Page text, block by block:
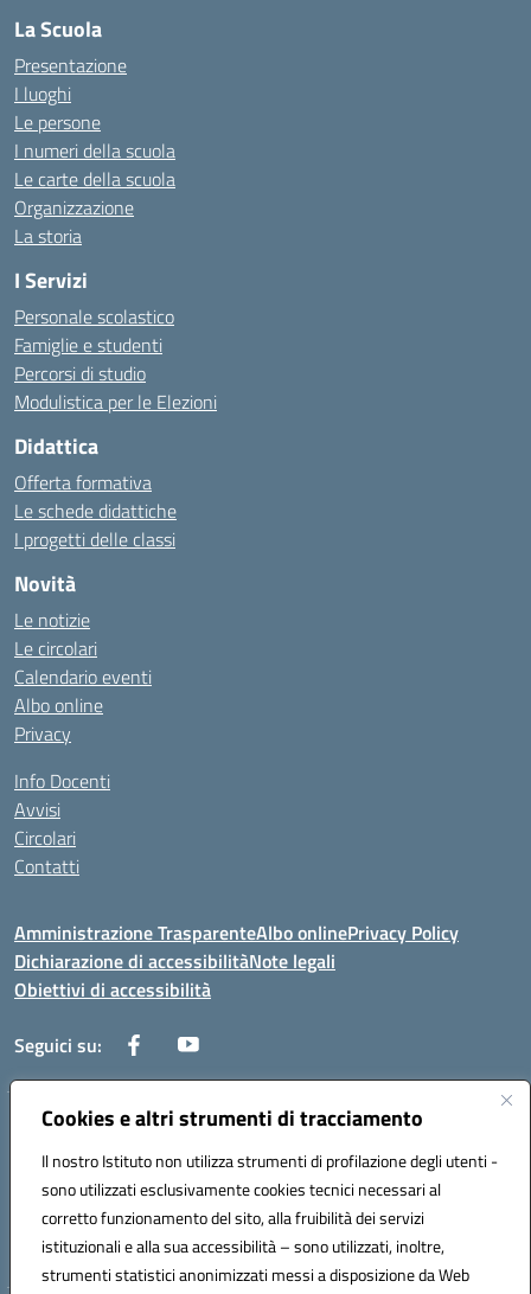
Cookies e altri strumenti di tracciamento
Il nostro Istituto non utilizza strumenti di profilazione degli utenti -
sono utilizzati esclusivamente cookies tecnici necessari al
corretto funzionamento del sito, alla fruibilità dei servizi
istituzionali e alla sua accessibilità – sono utilizzati, inoltre,
strumenti statistici anonimizzati messi a disposizione da Web
La Scuola
Presentazione
I luoghi
Le persone
I numeri della scuola
Le carte della scuola
Organizzazione
La storia
I Servizi
Personale scolastico
Famiglie e studenti
Percorsi di studio
Modulistica per le Elezioni
Didattica
Offerta formativa
Le schede didattiche
I progetti delle classi
Novità
Le notizie
Le circolari
Calendario eventi
Albo online
Privacy
Info Docenti
Avvisi
Circolari
Contatti
Amministrazione TrasparenteAlbo onlinePrivacy Policy
Dichiarazione di accessibilitàNote legali
Obiettivi di accessibilità
Seguici su:
Corso Roma, 1 71100 FOGGIA (FG)
Codice meccanografico: FGPM03000E
Mail: FGPM03000E@istruzione.it - PEC:
FGPM03000E@pec.istruzione.it
Codice fiscale: 80002240713